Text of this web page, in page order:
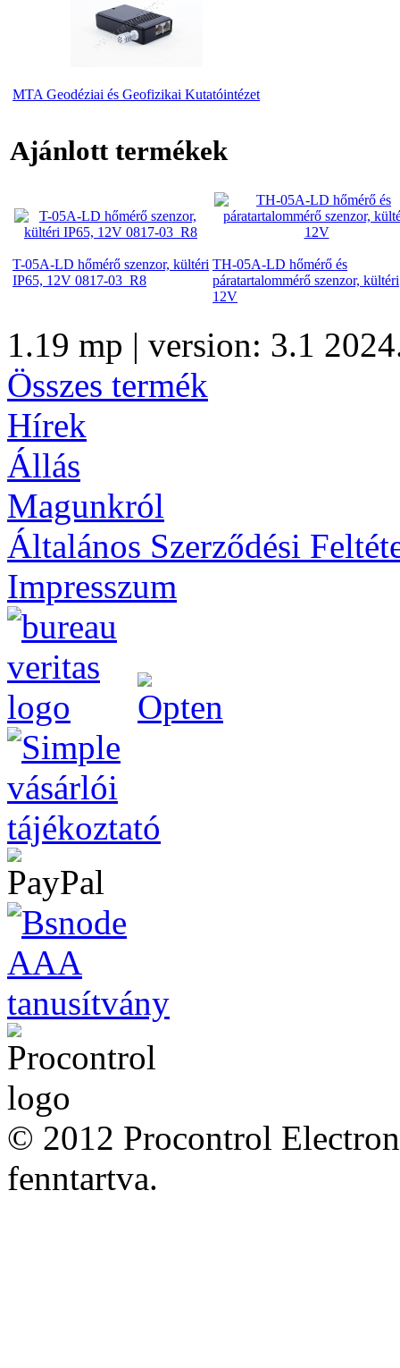
MTA Geodéziai és Geofizikai Kutatóintézet
Ajánlott termékek
T-05A-LD hőmérő szenzor, kültéri
IP65, 12V 0817-03_R8
TH-05A-LD hőmérő és
páratartalommérő szenzor, kültéri
12V
1.19 mp | version: 3.1
Összes termék
Hírek
Állás
Magunkról
Általános Szerződési
Impresszum
© 2012 Procontrol
fenntartva.